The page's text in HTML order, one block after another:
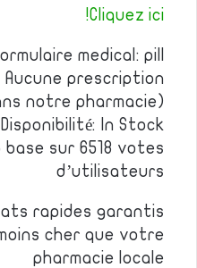
Cliquez ici!
medical: pill
Aucune prescription
notre pharmacie)
Disponibilité: In Stock!
base sur 6518 votes
d’utilisateurs
rapides garantis
moins cher que votre
pharmacie locale